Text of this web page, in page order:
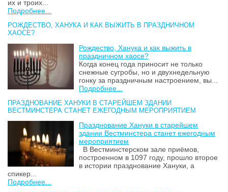
их и троих...
Подробнее...
РОЖДЕСТВО, ХАНУКА И КАК ВЫЖИТЬ В ПРАЗДНИЧНОМ
ХАОСЕ?
Рождество, Ханука и как выжить в
праздничном хаосе?
Когда конец года приносит не только
снежные сугробы, но и двухнедельную
гонку за праздничным настроением, вы...
Подробнее...
ПРАЗДНОВАНИЕ ХАНУКИ В СТАРЕЙШЕМ ЗДАНИИ
ВЕСТМИНСТЕРА СТАНЕТ ЕЖЕГОДНЫМ МЕРОПРИЯТИЕМ
Празднование Хануки в старейшем
здании Вестминстера станет ежегодным
мероприятием
В Вестминстерском зале приёмов,
построенном в 1097 году, прошло второе
в истории празднование Хануки, а
спикер...
Подробнее...